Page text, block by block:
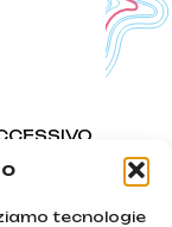
tecnologie